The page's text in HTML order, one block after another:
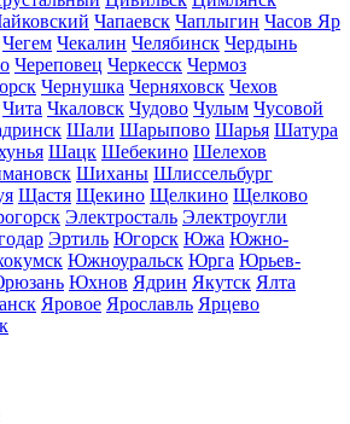
Чапаевск Чаплыгин Часов Яр
Чегем Чекалин Челябинск Чердынь
Череповец Черкесск Чермоз
Чернушка Черняховск Чехов
Чита Чкаловск Чудово Чулым Чусовой
Шали Шарыпово Шарья Шатура
Шацк Шебекино Шелехов
Шиханы Шлиссельбург
Щастя Щекино Щелкино Щелково
Электросталь Электроугли
Эртиль Югорск Южа Южно-
Южноуральск Юрга Юрьев-
Юхнов Ядрин Якутск Ялта
Яровое Ярославль Ярцево